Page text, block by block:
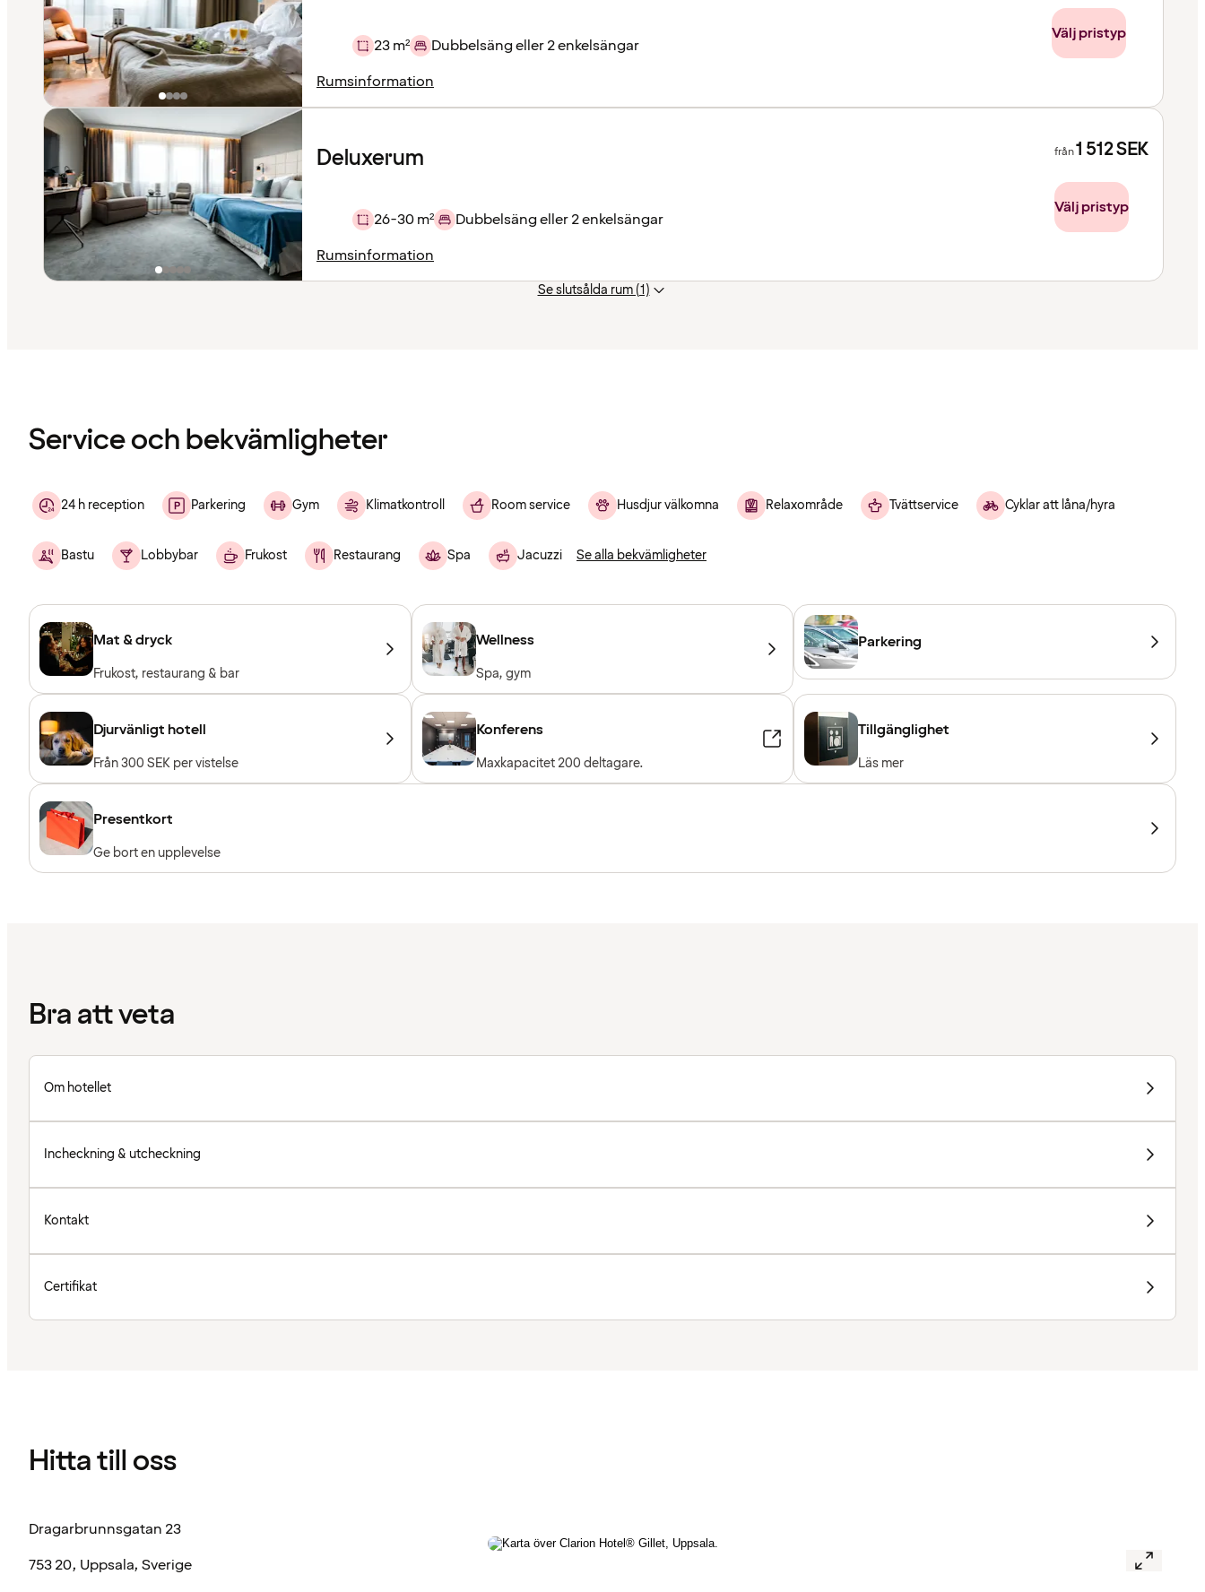
23 m²
Dubbelsäng eller 2 enkelsängar
Rumsinformation
Välj pristyp
Deluxerum
26-30 m²
Dubbelsäng eller 2 enkelsängar
Rumsinformation
från1 512SEK
Välj pristyp
Se slutsålda rum (1)
Service och bekvämligheter
24 h reception Parkering Gym Klimatkontroll Room service Husdjur välkomna Relaxområde Tvättservice Cyklar att låna/hyra
Bastu Lobbybar Frukost Restaurang Spa Jacuzzi Se alla bekvämligheter
Mat & dryck
Frukost, restaurang & bar
Wellness
Spa, gym
Parkering
Djurvänligt hotell
Från 300 SEK per vistelse
Konferens
Maxkapacitet 200 deltagare.
Tillgänglighet
Läs mer
Presentkort
Ge bort en upplevelse
Bra att veta
Om hotellet
Incheckning & utcheckning
Kontakt
Certifikat
Hitta till oss
Dragarbrunnsgatan 23
753 20, Uppsala, Sverige